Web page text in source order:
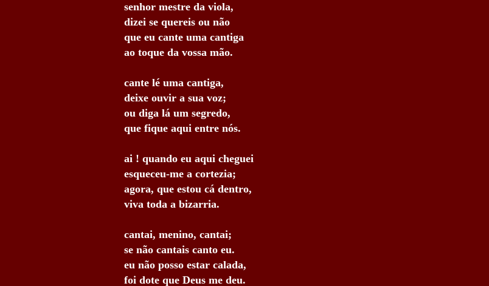
senhor mestre da viola,
dizei se quereis ou não
que eu cante uma cantiga
ao toque da vossa mão.
cante lé uma cantiga,
deixe ouvir a sua voz;
ou diga lá um segredo,
que fique aqui entre nós.
ai ! quando eu aqui cheguei
esqueceu-me a cortezia;
agora, que estou cá dentro,
viva toda a bizarria.
cantai, menino, cantai;
se não cantais canto eu.
eu não posso estar calada,
foi dote que Deus me deu.